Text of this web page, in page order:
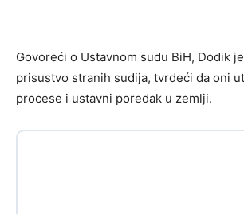
Govoreći o Ustavnom sudu BiH, Dodik
prisustvo stranih sudija, tvrdeći da oni
procese i ustavni poredak u zemlji.